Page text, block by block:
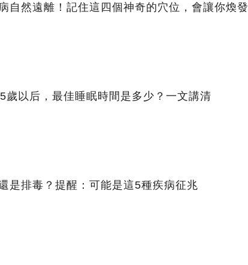
自然遠離！記住這四個神奇的穴位，會讓你煥發
歲以后，最佳睡眠時間是多少？一文講清
是排毒？提醒：可能是這5種疾病征兆